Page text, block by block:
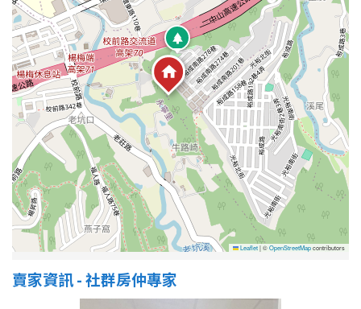
格局
不拘
1房
2房 3房
4房 5房以上
屋齡
不拘
5 年以下
5-10 年
Leaflet|©OpenStreetMapcontributors
賣家資訊 - 社群房仲專家